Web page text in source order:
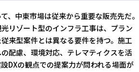
、中東市場は従来から重要な販売先だ。
リゾート型のインフラ工事は、プラン
来型案件とは異なる要件を持つ。施工
配慮、環境対応、テレマティクスを活
DXの観点での提案力が問われる場面が